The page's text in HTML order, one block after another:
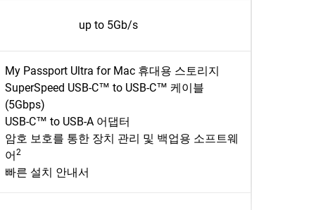
up to 5Gb/s
My Passport Ultra for Mac 휴대용 스토리지
SuperSpeed USB-C™ to USB-C™ 케이블
(5Gbps)
USB-C™ to USB-A 어댑터
암호 보호를 통한 장치 관리 및 백업용 소프트웨
어2
빠른 설치 안내서